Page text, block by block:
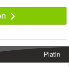
Platin